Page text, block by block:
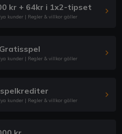
kr + 64kr i 1x2-tipset
kunder | Regler & villkor gäller
kunder | Regler & villkor gäller
kunder | Regler & villkor gäller